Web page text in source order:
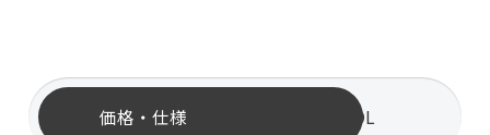
価格・仕様 音声DL